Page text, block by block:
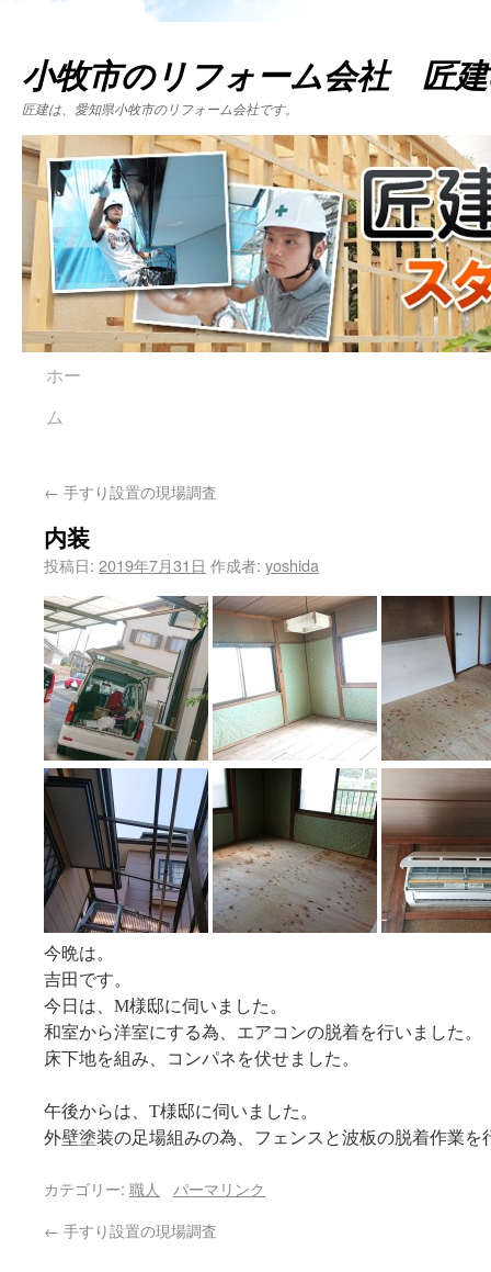
小牧市のリフォーム会社 匠
匠建は、愛知県小牧市のリフォーム会社です。
ホー
ム
← 手すり設置の現場調査
内装
投稿日: 2019年7月31日 作成者: yoshida
今晩は。
吉田です。
今日は、M様邸に伺いました。
和室から洋室にする為、エアコンの脱着を行いました。
床下地を組み、コンパネを伏せました。
午後からは、T様邸に伺いました。
外壁塗装の足場組みの為、フェンスと波板の脱着作業を
カテゴリー: 職人
パーマリンク
← 手すり設置の現場調査